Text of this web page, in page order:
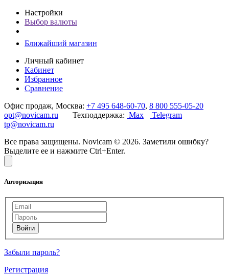
Настройки
Выбор валюты
Ближайший магазин
Личный кабинет
Кабинет
Избранное
Сравнение
Офис продаж, Москва: +7 495 648-60-70, 8 800 555-05-20
opt@novicam.ru Техподдержка: Max
Telegram
tp@novicam.ru
Все права защищены. Novicam © 2026. Заметили ошибку?
Выделите ее и нажмите Ctrl+Enter.
Авторизация
Забыли пароль?
Регистрация